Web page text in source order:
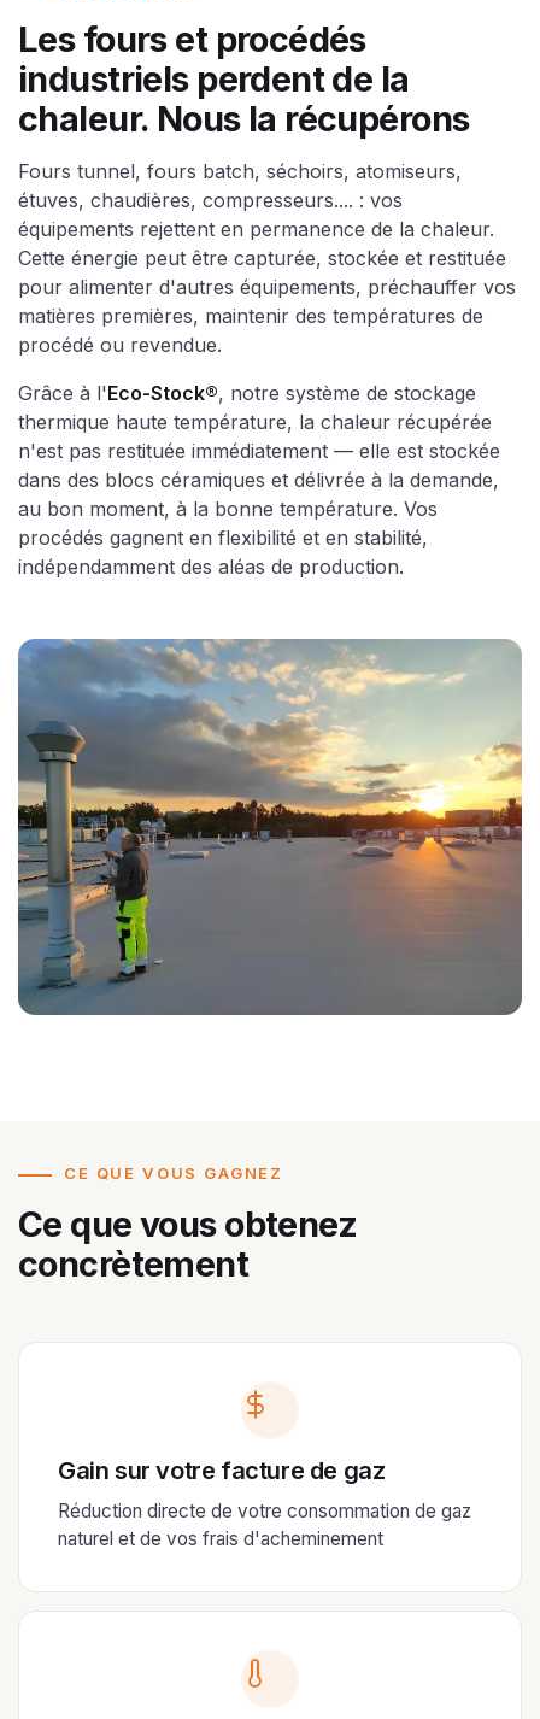
Les fours et procédés
industriels perdent de la
chaleur. Nous la récupérons
Fours tunnel, fours batch, séchoirs, atomiseurs,
étuves, chaudières, compresseurs.... : vos
équipements rejettent en permanence de la chaleur.
Cette énergie peut être capturée, stockée et restituée
pour alimenter d'autres équipements, préchauffer vos
matières premières, maintenir des températures de
procédé ou revendue.
Grâce à l'Eco-Stock®, notre système de stockage
thermique haute température, la chaleur récupérée
n'est pas restituée immédiatement — elle est stockée
dans des blocs céramiques et délivrée à la demande,
au bon moment, à la bonne température. Vos
procédés gagnent en flexibilité et en stabilité,
indépendamment des aléas de production.
CE QUE VOUS GAGNEZ
Ce que vous obtenez
concrètement
Gain sur votre facture de gaz
Réduction directe de votre consommation de gaz
naturel et de vos frais d'acheminement